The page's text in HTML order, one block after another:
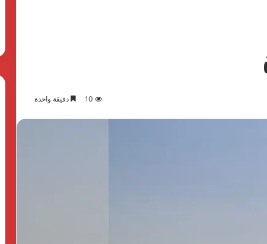
10 دقيقة واحدة